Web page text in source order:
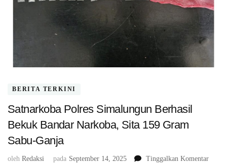
BERITA TERKINI
Satnarkoba Polres Simalungun Berhasil
Bekuk Bandar Narkoba, Sita 159 Gram
Sabu-Ganja
oleh Redaksi pada September 14, 2025 Tinggalkan Komentarpada